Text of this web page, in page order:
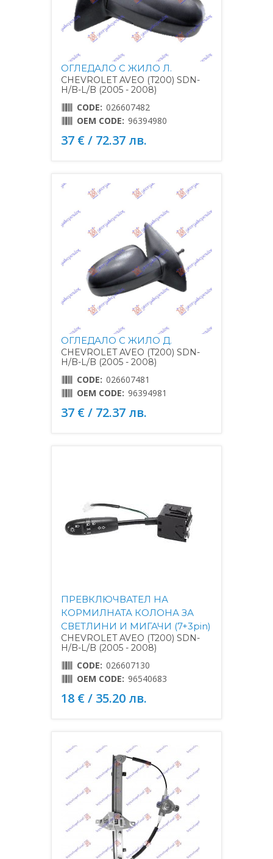
ОГЛЕДАЛО С ЖИЛО Л.
CHEVROLET AVEO (T200) SDN-
H/B-L/B (2005 - 2008)
CODE: 026607482
OEM CODE: 96394980
37 € / 72.37 лв.
ОГЛЕДАЛО С ЖИЛО Д.
CHEVROLET AVEO (T200) SDN-
H/B-L/B (2005 - 2008)
CODE: 026607481
OEM CODE: 96394981
37 € / 72.37 лв.
ПРЕВКЛЮЧВАТЕЛ НА
КОРМИЛНАТА КОЛОНА ЗА
СВЕТЛИНИ И МИГАЧИ (7+3pin)
CHEVROLET AVEO (T200) SDN-
H/B-L/B (2005 - 2008)
CODE: 026607130
OEM CODE: 96540683
18 € / 35.20 лв.